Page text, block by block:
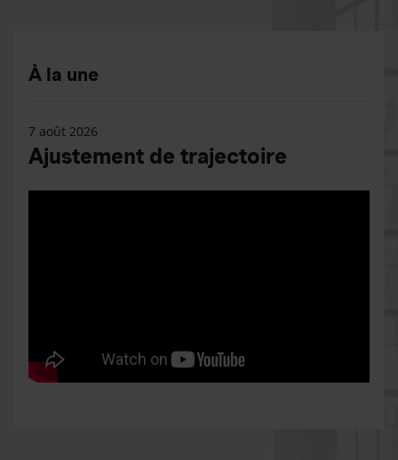
À la une
7 août 2026
Ajustement de trajectoire